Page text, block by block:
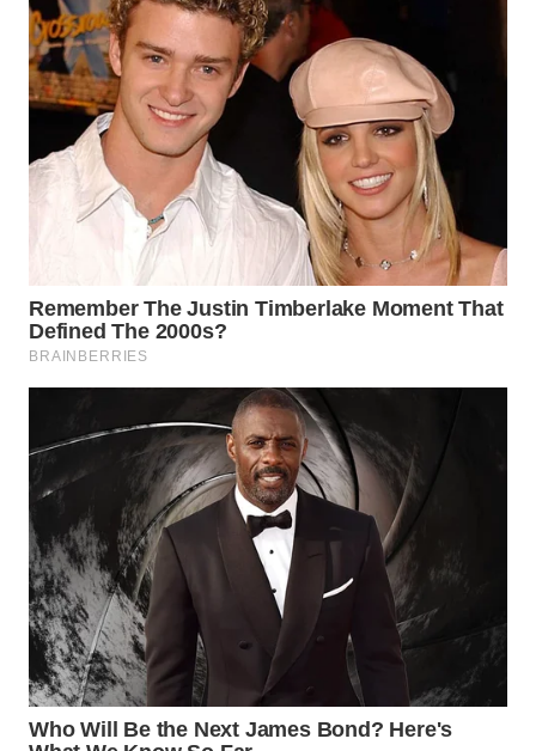
WN
TAPANULI
UTARA
WN
SAMOSIR
WN
SUMEDANG
WN
CIANJUR
WN
KEPULAUAN
SERIBU
WN
TANGERANG
WN